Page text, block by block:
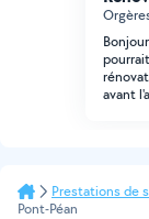
avant
Prestations de
Pont-Péan